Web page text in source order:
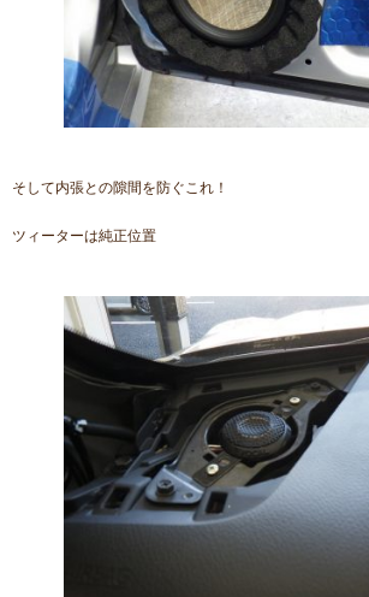
そして内張との隙間を防ぐこれ！
ツィーターは純正位置